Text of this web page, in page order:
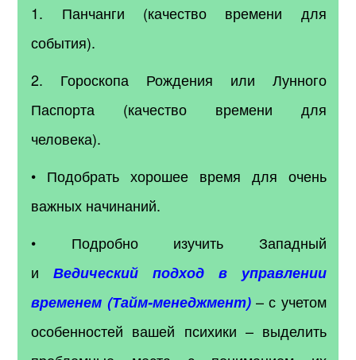
1. Панчанги (качество времени для
события).
2. Гороскопа Рождения или Лунного
Паспорта (качество времени для
человека).
• Подобрать хорошее время для очень
важных начинаний.
• Подробно изучить Западный
иВедический подход в управлении
временем (Тайм-менеджмент)– с учетом
особенностей вашей психики – выделить